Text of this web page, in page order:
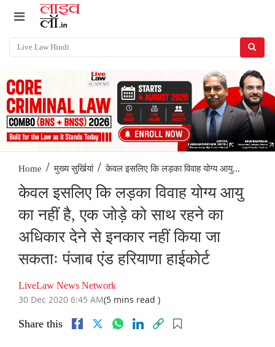
Home / मुख्य सुर्खियां / केवल इसलिए कि लड़का विवाह योग्य आयु...
केवल इसलिए कि लड़का विवाह योग्य आयु
का नहीं है, एक जोड़े को साथ रहने का
अधिकार देने से इनकार नहीं किया जा
सकताः पंजाब एंड हरियाणा हाईकोर्ट
LiveLaw News Network
30 Dec 2020 6:45 AM(5 mins read )
Share this